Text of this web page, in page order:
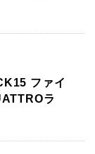
ファイ
ラ